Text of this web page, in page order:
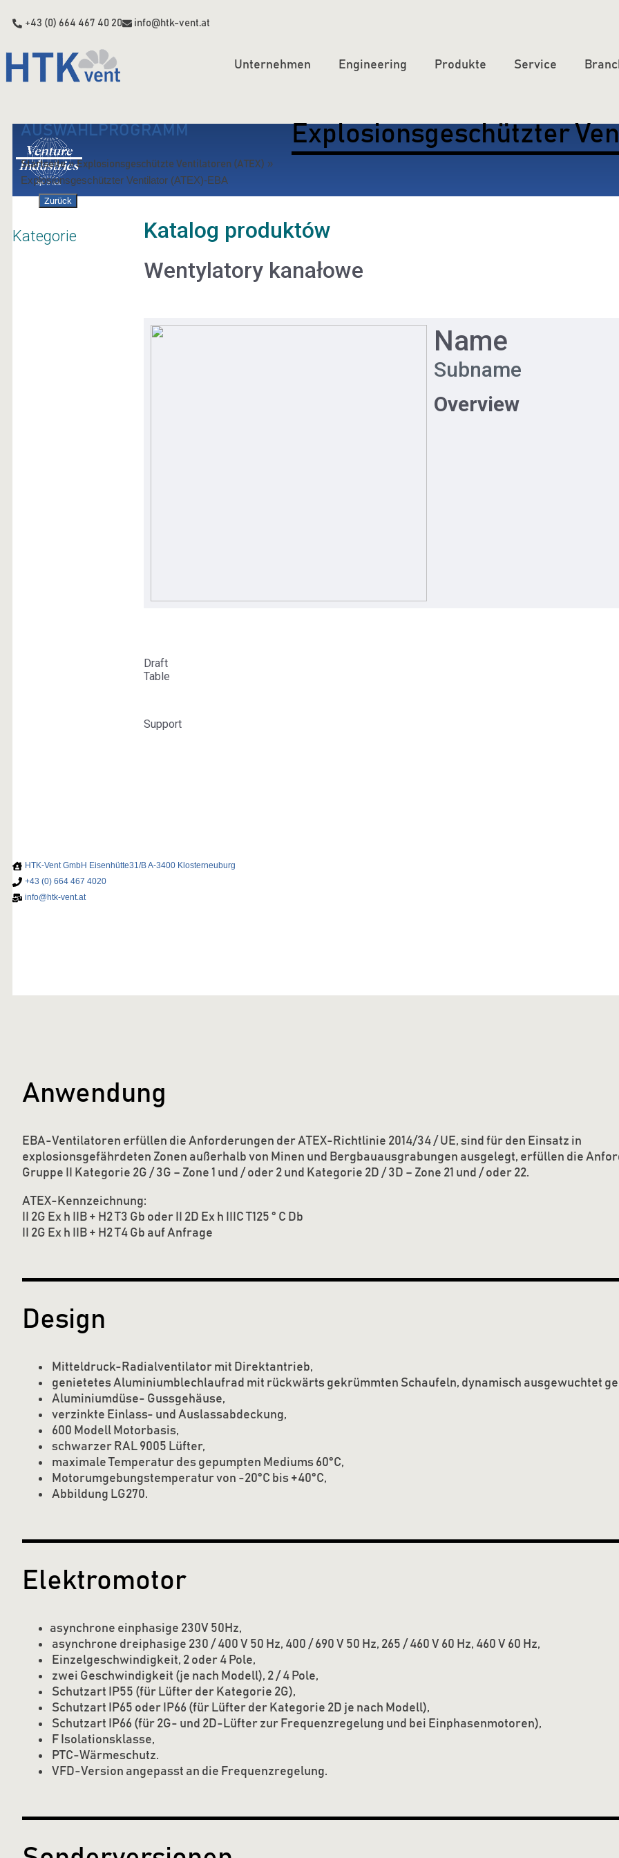
+43 (0) 664 467 40 20 info@htk-vent.at
Unternehmen Engineering Produkte Service
AUSWAHLPROGRAMM
Startseite»Explosionsgeschützte Ventilatoren (ATEX) »
Explosionsgeschützter Ventilator (ATEX)-EBA
Zurück
Explosionsgeschützter
HTK-Vent GmbH Eisenhütte31/B A-3400 Klosterneuburg
+43 (0) 664 467 4020
info@htk-vent.at
Anwendung
EBA-Ventilatoren erfüllen die Anforderungen der ATEX-Richtlinie 2014/34 / UE, sind für den Einsatz in
explosionsgefährdeten Zonen außerhalb von Minen und Bergbauausgrabungen ausgelegt, erfüllen die
Gruppe II Kategorie 2G / 3G – Zone 1 und / oder 2 und Kategorie 2D / 3D – Zone 21 und / oder 22.
ATEX-Kennzeichnung:
II 2G Ex h IIB + H2 T3 Gb oder II 2D Ex h IIIC T125 ° C Db
II 2G Ex h IIB + H2 T4 Gb auf Anfrage
Design
Mitteldruck-Radialventilator mit Direktantrieb,
genietetes Aluminiumblechlaufrad mit rückwärts gekrümmten Schaufeln, dynamisch ausgewuchtet
Aluminiumdüse- Gussgehäuse,
verzinkte Einlass- und Auslassabdeckung,
600 Modell Motorbasis,
schwarzer RAL 9005 Lüfter,
maximale Temperatur des gepumpten Mediums 60°C,
Motorumgebungstemperatur von -20°C bis +40°C,
Abbildung LG270.
Elektromotor
asynchrone einphasige 230V 50Hz,
asynchrone dreiphasige 230 / 400 V 50 Hz, 400 / 690 V 50 Hz, 265 / 460 V 60 Hz, 460 V 60 Hz,
Einzelgeschwindigkeit, 2 oder 4 Pole,
zwei Geschwindigkeit (je nach Modell), 2 / 4 Pole,
Schutzart IP55 (für Lüfter der Kategorie 2G),
Schutzart IP65 oder IP66 (für Lüfter der Kategorie 2D je nach Modell),
Schutzart IP66 (für 2G- und 2D-Lüfter zur Frequenzregelung und bei Einphasenmotoren),
F Isolationsklasse,
PTC-Wärmeschutz.
VFD-Version angepasst an die Frequenzregelung.